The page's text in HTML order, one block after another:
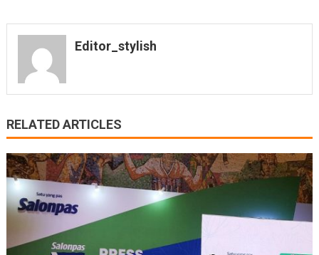
Editor_stylish
RELATED ARTICLES